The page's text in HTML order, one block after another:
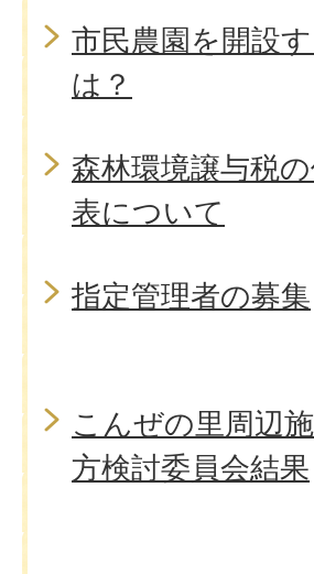
市民農園を開設
は？
森林環境譲与税
表について
指定管理者の募集
こんぜの里周辺
方検討委員会結果